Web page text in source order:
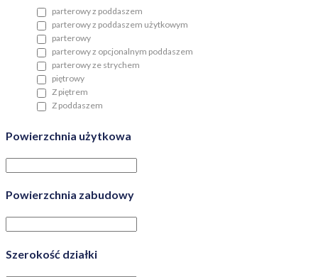
parterowy z poddaszem
parterowy z poddaszem użytkowym
parterowy
parterowy z opcjonalnym poddaszem
parterowy ze strychem
piętrowy
Z piętrem
Z poddaszem
Powierzchnia użytkowa
Powierzchnia zabudowy
Szerokość działki